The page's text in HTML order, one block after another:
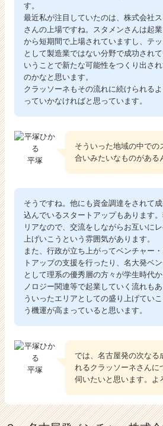
す。
最近私が注目していたのは、株式会社
さんの上場ですね。スタメンさんは起
から短期間で上場されていますし、テ
として製造業ではない分野で成功されて
いうことで新たな可能性をつくり出さ
のかなと思います。
クラッソーネもその流れに続けられる
っていかなければと思っています。
平塚
そういった地域の中での
合いみたいなものがある
そうですね。他にも資金調達をされて成
込んでいるスタートアップもあります
リアなので、交流をしながらお互いに
上げいこうという雰囲気があります。
また、行政が立ち上がってベンチャー
トアップの支援を行ったり、名大発ベ
として理系の優秀層の方々が学生時代
ノロジー関連等で起業していく流れも
ういったエリアとしての盛り上げてい
う機運が高まっていると思います。
平塚
では、名古屋発の次なる
れるクラッソーネさんに
伺いたいと思います。よ